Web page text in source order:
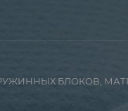
БЛОКОВ,